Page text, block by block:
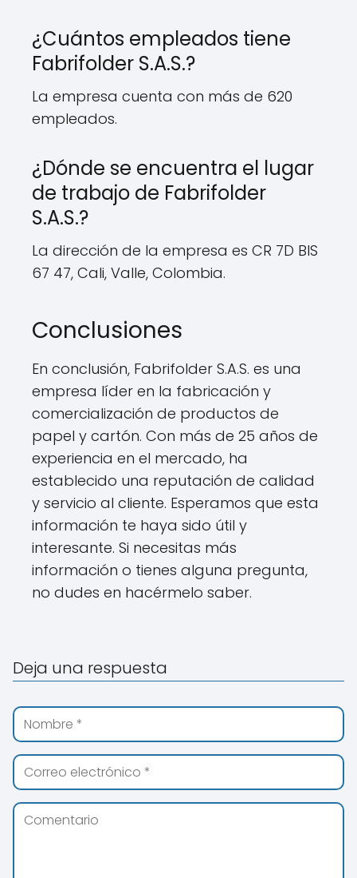
¿Cuántos empleados tiene
Fabrifolder S.A.S.?
La empresa cuenta con más de 620
empleados.
¿Dónde se encuentra el lugar
de trabajo de Fabrifolder
S.A.S.?
La dirección de la empresa es CR 7D BIS
67 47, Cali, Valle, Colombia.
Conclusiones
En conclusión, Fabrifolder S.A.S. es una
empresa líder en la fabricación y
comercialización de productos de
papel y cartón. Con más de 25 años de
experiencia en el mercado, ha
establecido una reputación de calidad
y servicio al cliente. Esperamos que esta
información te haya sido útil y
interesante. Si necesitas más
información o tienes alguna pregunta,
no dudes en hacérmelo saber.
Deja una respuesta